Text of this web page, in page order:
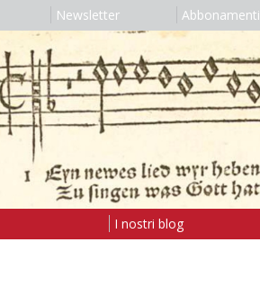
Newsletter Abbonamenti
I nostri blog